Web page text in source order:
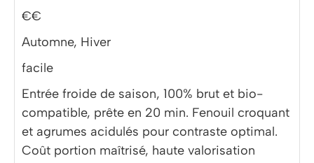
€€
Automne, Hiver
facile
Entrée froide de saison, 100% brut et bio-
compatible, prête en 20 min. Fenouil croquant
et agrumes acidulés pour contraste optimal.
Coût portion maîtrisé, haute valorisation